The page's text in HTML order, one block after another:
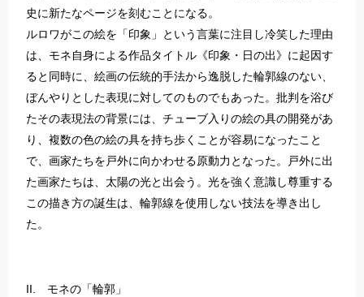
史に新たなページを刻むことになる。
ルロワがこの絵を「印象」という言葉に注目し冷笑した理由
は、モネ自身による作品タイトル《印象・日の出》に起因す
ると同時に、絵画の伝統的手法から逸脱した輪郭線のない、
ぼんやりとした表現に対してのものでもあった。批判を浴び
たその表現法の背景には、チューブ入りの絵の具の開発があ
り、複数の色の絵の具を持ち歩くことが容易になったこと
で、画家たちを戸外に向かわせる原動力となった。戸外に出
た画家たちは、太陽の光と出会う。光を強く意識し尊重する
この描き方の誕生は、輪郭線を使用しない技法を導き出し
た。
II. モネの「輪郭」